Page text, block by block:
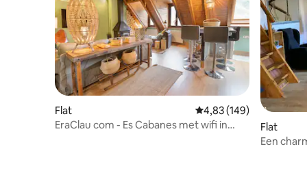
Flat Gemiddelde
4,83 (149)
EraClau com - Es Cabanes met wifi in
Flat
Een